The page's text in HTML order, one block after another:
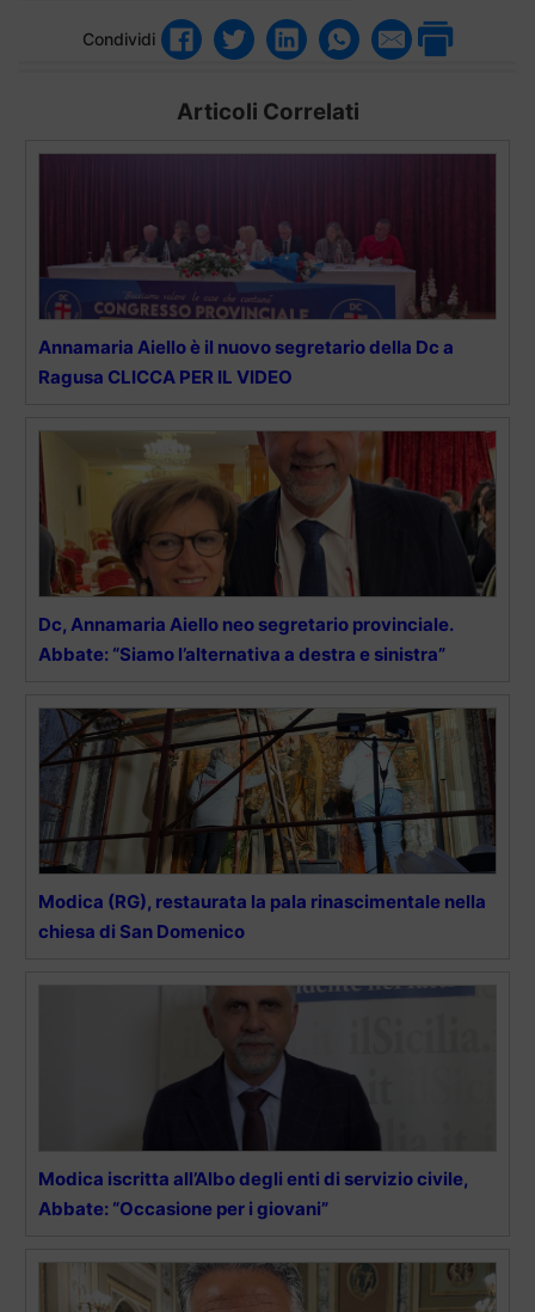
Condividi
Articoli Correlati
Annamaria Aiello è il nuovo segretario della Dc a
Ragusa CLICCA PER IL VIDEO
Dc, Annamaria Aiello neo segretario provinciale.
Abbate: “Siamo l’alternativa a destra e sinistra”
Modica (RG), restaurata la pala rinascimentale nella
chiesa di San Domenico
Modica iscritta all’Albo degli enti di servizio civile,
Abbate: “Occasione per i giovani”